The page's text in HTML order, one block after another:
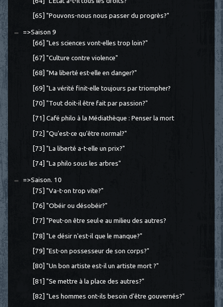
[65] "Pouvons-nous nous passer du progrès?"
=>Saison 9
[66] "Les sciences vont-elles trop loin?"
[67] "Culture contre violence"
[68] "Ma liberté est-elle en danger?"
[69] "La vérité finit-elle toujours par triompher?
[70] "Tout doit-il être fait par passion?"
[71] Café philo à la Médiathèque : Penser la mort
[72] "Qu'est-ce qu'être normal?"
[73] "La liberté a-t-elle un prix?"
[74] "La philo sous les arbres"
=>Saison. 10
[75] "Va-t-on trop vite?"
[76] "Obéir ou désobéir?"
[77] "Peut-on être seul·e au milieu des autres?
[78] "Le désir n'est-il que le manque?"
[79] "Est-on possesseur de son corps?"
[80] "Un bon artiste est-il un artiste mort ?"
[81] "Se mettre à la place des autres?"
[82] "Les hommes ont-ils besoin d'être gouvernés?"